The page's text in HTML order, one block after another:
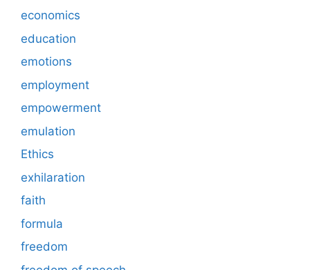
economics
education
emotions
employment
empowerment
emulation
Ethics
exhilaration
faith
formula
freedom